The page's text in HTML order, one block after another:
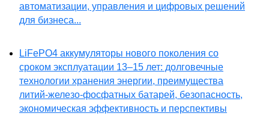
автоматизации, управления и цифровых решений
для бизнеса...
LiFePO4 аккумуляторы нового поколения со
сроком эксплуатации 13–15 лет: долговечные
технологии хранения энергии, преимущества
литий-железо-фосфатных батарей, безопасность,
экономическая эффективность и перспективы